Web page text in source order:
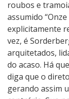
roubos e
assumido
explicitamente
vez, é
arquitetados,
do acaso. Há
diga que o
gerando assim